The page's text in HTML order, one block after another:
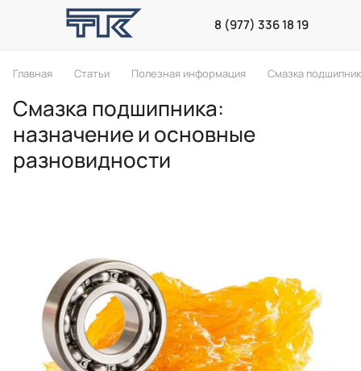
8 (977) 336 18 19
Главная Статьи Полезная информация Смазка
Смазка подшипника:
назначение и основные
разновидности